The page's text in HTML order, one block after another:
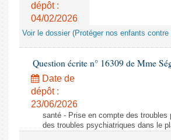
dépôt :
04/02/2026
Voir le dossier (Protéger nos enfants
Question écrite n° 16309 de Mme
Date de
dépôt :
23/06/2026
santé - Prise en compte des
des troubles psychiatriques dans le